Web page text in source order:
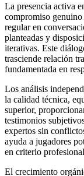
La presencia activa
compromiso
regular en
planteadas y
iterativas. Este
trasciende relación
fundamentada en
Los análisis
la calidad técnica,
superior,
testimonios
expertos sin
ayuda a jugadores
en criterio
El crecimiento